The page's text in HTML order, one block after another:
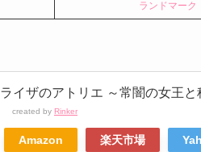
ランドマーク
ライザのアトリエ ～常闇の女王
created by Rinker
Amazon 楽天市場